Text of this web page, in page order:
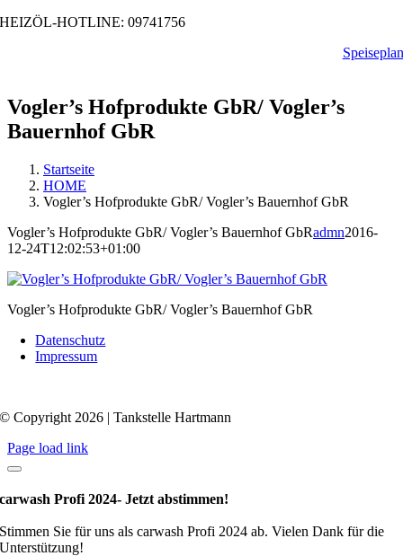
Zum
HEIZÖL-HOTLINE: 09741756
Speiseplan
Vogler’s Hofprodukte GbR/ Vogler’s
Bauernhof GbR
Startseite
HOME
Vogler’s Hofprodukte GbR/ Vogler’s Bauernhof GbR
Vogler’s Hofprodukte GbR/ Vogler’s Bauernhof GbRadmn2016-
12-24T12:02:53+01:00
Vogler’s Hofprodukte GbR/ Vogler’s Bauernhof GbR
Datenschutz
Impressum
© Copyright 2026 | Tankstelle Hartmann
Page load link
carwash Profi 2024- Jetzt abstimmen!
Stimmen Sie für uns als carwash Profi 2024 ab. Vielen Dank für die
Unterstützung!